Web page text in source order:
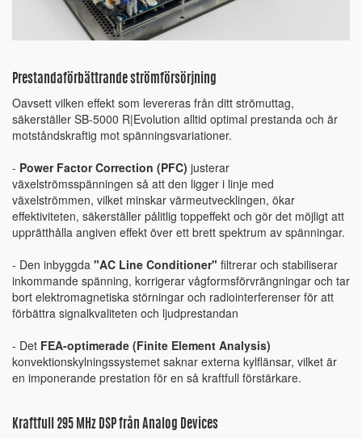
Prestandaförbättrande strömförsörjning
Oavsett vilken effekt som levereras från ditt strömuttag,
säkerställer SB-5000 R|Evolution alltid optimal prestanda och är
motståndskraftig mot spänningsvariationer.
- Power Factor Correction (PFC) justerar
växelströmsspänningen så att den ligger i linje med
växelströmmen, vilket minskar värmeutvecklingen, ökar
effektiviteten, säkerställer pålitlig toppeffekt och gör det möjligt att
upprätthålla angiven effekt över ett brett spektrum av spänningar.
- Den inbyggda "AC Line Conditioner" filtrerar och stabiliserar
inkommande spänning, korrigerar vågformsförvrängningar och tar
bort elektromagnetiska störningar och radiointerferenser för att
förbättra signalkvaliteten och ljudprestandan
- Det FEA-optimerade (Finite Element Analysis)
konvektionskylningssystemet saknar externa kylflänsar, vilket är
en imponerande prestation för en så kraftfull förstärkare.
Kraftfull 295 MHz DSP från Analog Devices